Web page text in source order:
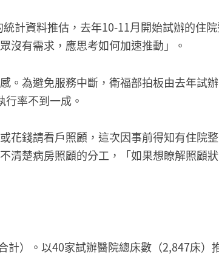
計資料推估，去年10-11月開始試辦的住
沒有需求，應思考如何加速推動」。
。為避免服務中斷，衛福部拍板由去年試
率不到一成。
花錢請看戶照顧，這次因事前得知有住院
清楚病房照顧的分工，「如果想瞭解照顧
）。以40家試辦醫院總床數（2,847床）